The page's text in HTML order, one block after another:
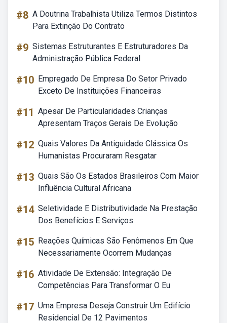
#8 A Doutrina Trabalhista Utiliza Termos Distintos
Para Extinção Do Contrato
#9 Sistemas Estruturantes E Estruturadores Da
Administração Pública Federal
#10 Empregado De Empresa Do Setor Privado
Exceto De Instituições Financeiras
#11 Apesar De Particularidades Crianças
Apresentam Traços Gerais De Evolução
#12 Quais Valores Da Antiguidade Clássica Os
Humanistas Procuraram Resgatar
#13 Quais São Os Estados Brasileiros Com Maior
Influência Cultural Africana
#14 Seletividade E Distributividade Na Prestação
Dos Benefícios E Serviços
#15 Reações Químicas São Fenômenos Em Que
Necessariamente Ocorrem Mudanças
#16 Atividade De Extensão: Integração De
Competências Para Transformar O Eu
#17 Uma Empresa Deseja Construir Um Edifício
Residencial De 12 Pavimentos